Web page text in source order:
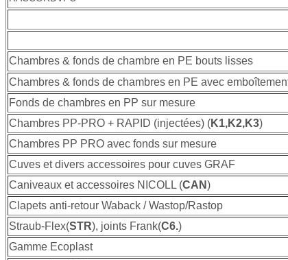
Chambres & fonds de chambre en PE bouts lisses
Chambres & fonds de chambres en PE avec
Fonds de chambres en PP sur mesure
Chambres PP-PRO + RAPID (injectées) (K1,K2,K3)
Chambres PP PRO avec fonds sur mesure
Cuves et divers accessoires pour cuves GRAF
Caniveaux et accessoires NICOLL (CAN)
Clapets anti-retour Waback / Wastop/Rastop
Straub-Flex(STR), joints Frank(C6.)
Gamme Ecoplast